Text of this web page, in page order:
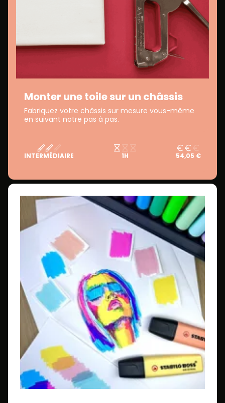
Monter une toile sur un châssis
Fabriquez votre châssis sur mesure vous-même
en suivant notre pas à pas.
INTERMÉDIAIRE 1H 54,05 €